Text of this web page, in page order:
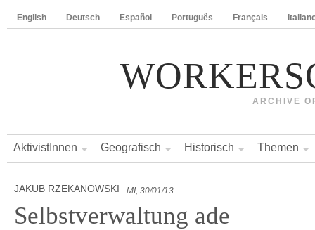
English Deutsch Español Português Français
ARCHIVE
AktivistInnen Geografisch Historisch Themen
JAKUB RZEKANOWSKI MI, 30/01/13
Selbstverwaltung ade